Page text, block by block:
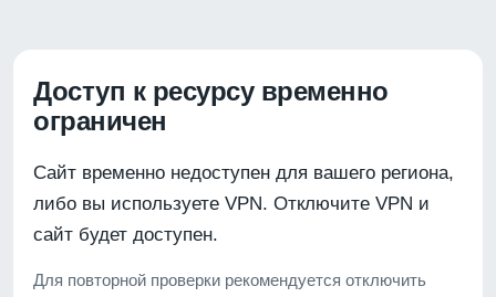
Доступ к ресурсу временно
ограничен
Сайт временно недоступен для вашего региона,
либо вы используете VPN. Отключите VPN и
сайт будет доступен.
Для повторной проверки рекомендуется отключить